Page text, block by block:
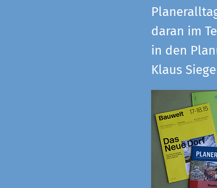
daran im
in den
Klaus